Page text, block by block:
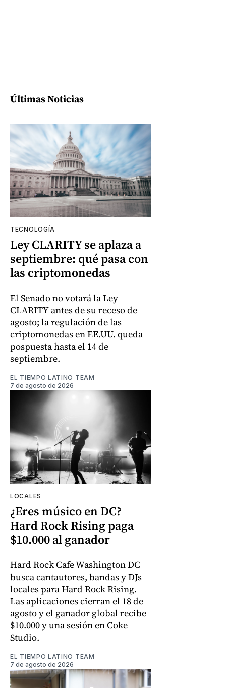
Últimas Noticias
TECNOLOGÍA
Ley CLARITY se aplaza a
septiembre: qué pasa con
las criptomonedas
El Senado no votará la Ley
CLARITY antes de su receso de
agosto; la regulación de las
criptomonedas en EE.UU. queda
pospuesta hasta el 14 de
septiembre.
EL TIEMPO LATINO TEAM
7 de agosto de 2026
LOCALES
¿Eres músico en DC?
Hard Rock Rising paga
$10.000 al ganador
Hard Rock Cafe Washington DC
busca cantautores, bandas y DJs
locales para Hard Rock Rising.
Las aplicaciones cierran el 18 de
agosto y el ganador global recibe
$10.000 y una sesión en Coke
Studio.
EL TIEMPO LATINO TEAM
7 de agosto de 2026